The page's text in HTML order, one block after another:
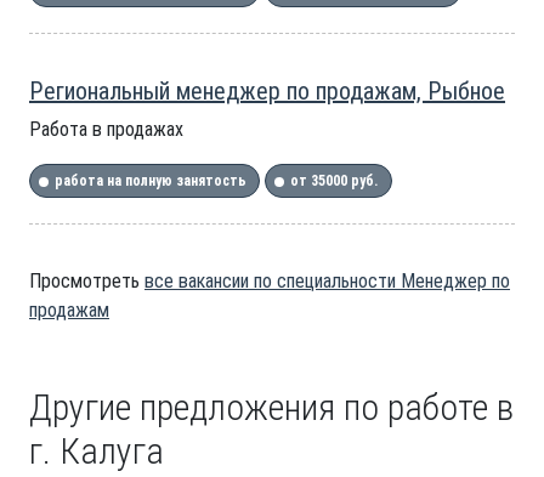
Региональный менеджер по продажам, Рыбное
Работа в продажах
работа на полную занятость от 35000 руб.
Просмотреть все вакансии по специальности Менеджер по
продажам
Другие предложения по работе в
г. Калуга